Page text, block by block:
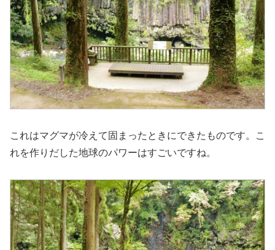
これはマグマが冷えて固まったときにできたものです。こ
れを作りだした地球のパワーはすごいですね。